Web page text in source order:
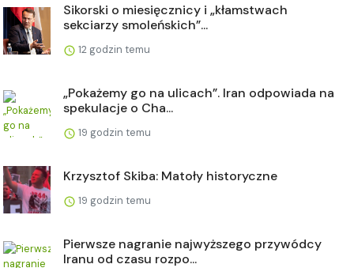
Sikorski o miesięcznicy i „kłamstwach
sekciarzy smoleńskich”...
12 godzin temu
„Pokażemy go na ulicach”. Iran odpowiada na
spekulacje o Cha...
19 godzin temu
Krzysztof Skiba: Matoły historyczne
19 godzin temu
Pierwsze nagranie najwyższego przywódcy
Iranu od czasu rozpo...